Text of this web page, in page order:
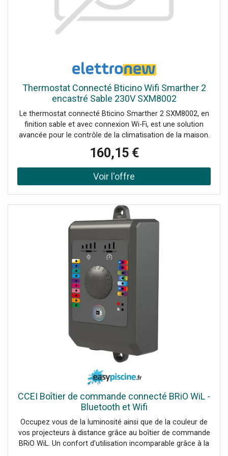
Thermostat Connecté Bticino Wifi Smarther 2
encastré Sable 230V SXM8002
Le thermostat connecté Bticino Smarther 2 SXM8002, en
finition sable et avec connexion Wi-Fi, est une solution
avancée pour le contrôle de la climatisation de la maison.
Parfaitement intégré à l'application Home + Control App, il
permet de contrôler et de régler la température de
manière précise et intuitive, aussi bien localement qu'à
distance : Connexion Wi-Fi: contrôle à distance via
Fonction Boost: mise en marche forcée pendant 30, 60
ou 90 minutes. Surveillance avancée: mesure de la
température et de l'humidité. Intégration intelligente:
compatible avec les vannes thermostatiques Netatmo.
Programmation intuitive: personnalisable via l'appli ou en
local. Design élégant: finition sable avec installation
encastrée. Installation encastrée : Sur boîtes art.503E ou
art.500 (pour art.500 prévoir fixation avec chevilles dans le
mur). Plaque de plâtre, sur boîte art.PB503N et art.
PB502N
160,15 €
CCEI Boîtier de commande connecté BRiO WiL -
Bluetooth et Wifi
Occupez vous de la luminosité ainsi que de la couleur de
vos projecteurs à distance grâce au boîtier de commande
BRiO WiL. Un confort d'utilisation incomparable grâce à la